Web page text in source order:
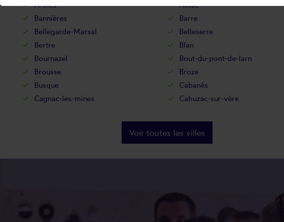
Arthès Assac
Bannières Barre
Bellegarde-Marsal Belleserre
Bertre Blan
Bournazel Bout-du-pont-de-larn
Brousse Broze
Busque Cabanès
Cagnac-les-mines Cahuzac-sur-vère
Voir toutes les villes